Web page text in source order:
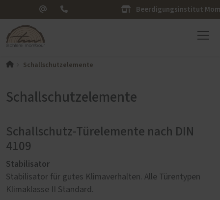
Beerdigungsinstitut
Schallschutzelemente
Schallschutzelemente
Schallschutz-Türelemente nach DIN
4109
Stabilisator
Stabilisator für gutes Klimaverhalten. Alle Türentypen
Klimaklasse II Standard.